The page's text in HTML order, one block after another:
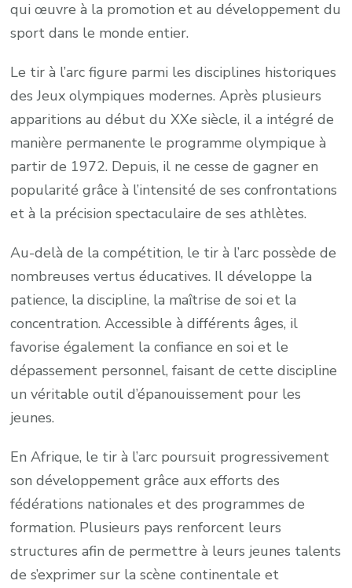
qui œuvre à la promotion et au développement du
sport dans le monde entier.
Le tir à l’arc figure parmi les disciplines historiques
des Jeux olympiques modernes. Après plusieurs
apparitions au début du XXe siècle, il a intégré de
manière permanente le programme olympique à
partir de 1972. Depuis, il ne cesse de gagner en
popularité grâce à l’intensité de ses confrontations
et à la précision spectaculaire de ses athlètes.
Au-delà de la compétition, le tir à l’arc possède de
nombreuses vertus éducatives. Il développe la
patience, la discipline, la maîtrise de soi et la
concentration. Accessible à différents âges, il
favorise également la confiance en soi et le
dépassement personnel, faisant de cette discipline
un véritable outil d’épanouissement pour les
jeunes.
En Afrique, le tir à l’arc poursuit progressivement
son développement grâce aux efforts des
fédérations nationales et des programmes de
formation. Plusieurs pays renforcent leurs
structures afin de permettre à leurs jeunes talents
de s’exprimer sur la scène continentale et